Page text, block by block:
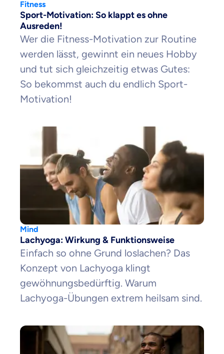
Fitness
Sport-Motivation: So klappt es ohne
Ausreden!
Wer die Fitness-Motivation zur Routine
werden lässt, gewinnt ein neues Hobby
und tut sich gleichzeitig etwas Gutes:
So bekommst auch du endlich Sport-
Motivation!
Mind
Lachyoga: Wirkung & Funktionsweise
Einfach so ohne Grund loslachen? Das
Konzept von Lachyoga klingt
gewöhnungsbedürftig. Warum
Lachyoga-Übungen extrem heilsam sind.